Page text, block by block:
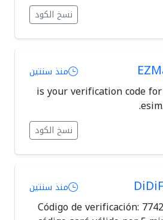
نسخ الكود
منذ سنتين
425374 is your verification code
نسخ الكود
منذ سنتين
[DiDiFood]Código de verificación: